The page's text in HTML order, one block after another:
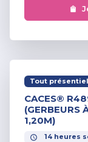
Tout présentiel
CACES®
(GERBEURS
1,20M)
14 heures